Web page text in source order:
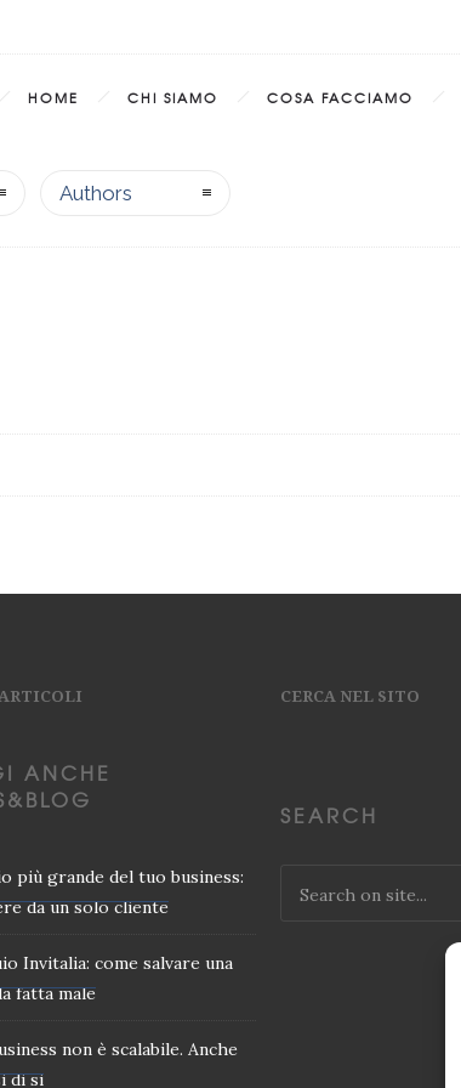
HOME CHI SIAMO COSA FACCIAMO
Authors
ANCHE
più grande del tuo business:
da un solo cliente
Invitalia: come salvare una
fatta male
non è scalabile. Anche
di si
CERCA NEL SITO
SEARCH